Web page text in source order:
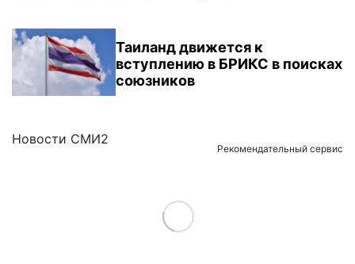
Таиланд движется к
вступлению в БРИКС в поисках
союзников
Новости СМИ2
Рекомендательный сервис
Load More